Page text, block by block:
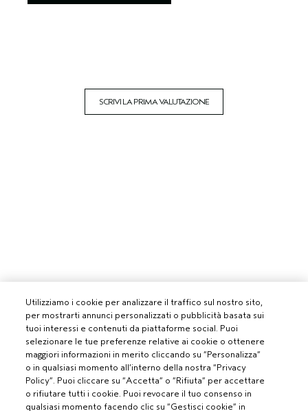
SCRIVI LA PRIMA VALUTAZIONE
Utilizziamo i cookie per analizzare il traffico sul nostro sito,
per mostrarti annunci personalizzati o pubblicità basata sui
tuoi interessi e contenuti da piattaforme social. Puoi
selezionare le tue preferenze relative ai cookie o ottenere
maggiori informazioni in merito cliccando su “Personalizza”
o in qualsiasi momento all’interno della nostra “Privacy
Policy”. Puoi cliccare su “Accetta” o “Rifiuta” per accettare
o rifiutare tutti i cookie. Puoi revocare il tuo consenso in
qualsiasi momento facendo clic su “Gestisci cookie” in